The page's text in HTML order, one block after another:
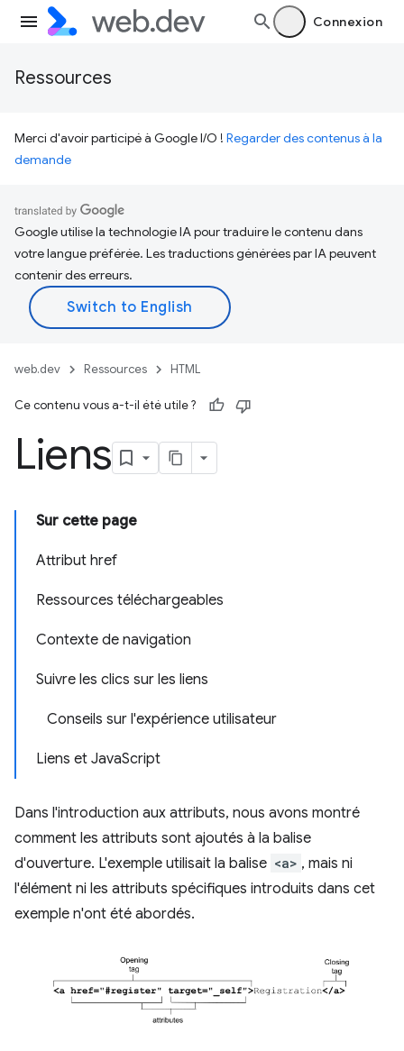
Connexion
Ressources
Merci d'avoir participé à Google I/O ! Regarder des contenus à la
demande
Google utilise la technologie IA pour traduire le contenu dans
votre langue préférée. Les traductions générées par IA peuvent
contenir des erreurs.
web.dev Ressources HTML
Ce contenu vous a-t-il été utile ?
Liens
Sur cette page
Attribut href
Ressources téléchargeables
Contexte de navigation
Suivre les clics sur les liens
Conseils sur l'expérience utilisateur
Liens et JavaScript
Dans l'introduction aux attributs, nous avons montré
comment les attributs sont ajoutés à la balise
d'ouverture. L'exemple utilisait la balise <a> , mais ni
l'élément ni les attributs spécifiques introduits dans cet
exemple n'ont été abordés.